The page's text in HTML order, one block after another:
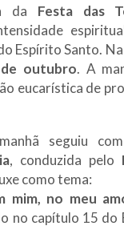
da Festa das
Espírito Santo.
outubro. A
eucarística de
seguiu
, conduzida pelo
como tema:
mim, no meu
no capítulo 15 do